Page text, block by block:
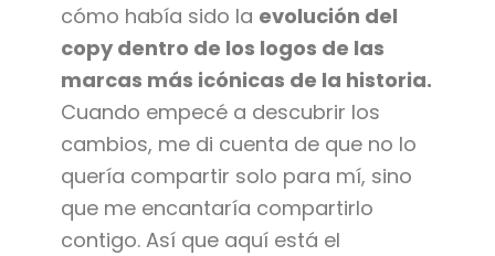
cómo había sido la evolución del
copy dentro de los logos de las
marcas más icónicas de la historia.
Cuando empecé a descubrir los
cambios, me di cuenta de que no lo
quería compartir solo para mí, sino
que me encantaría compartirlo
contigo. Así que aquí está el